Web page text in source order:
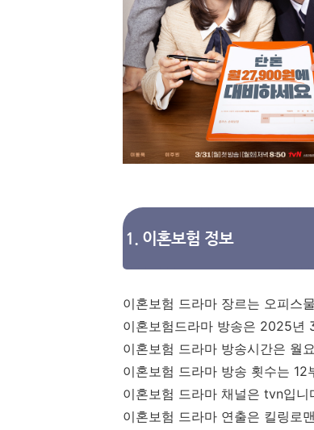
1. 이혼보험 정보
이혼보험 드라마 장르는 오피스
이혼보험드라마 방송은 2025년
이혼보험 드라마 방송시간은 월
이혼보험 드라마 방송 횟수는 12
이혼보험 드라마 채널은 tvn입니
이혼보험 드라마 연출은 킬링로